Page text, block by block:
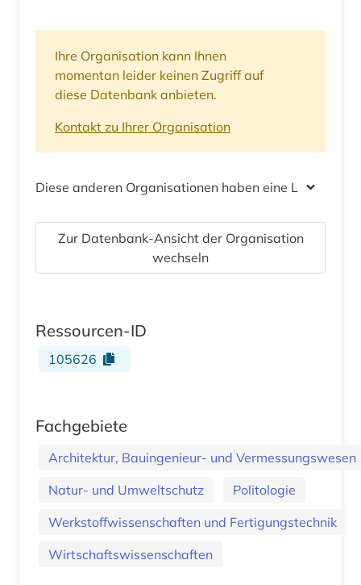
Ihre Organisation kann Ihnen
momentan leider keinen Zugriff auf
diese Datenbank anbieten.
Kontakt zu Ihrer Organisation
Diese anderen Organisationen haben eine Lizenz
Zur Datenbank-Ansicht der Organisation
wechseln
Ressourcen-ID
105626
Fachgebiete
Architektur, Bauingenieur- und Vermessungswesen
Natur- und Umweltschutz
Politologie
Werkstoffwissenschaften und Fertigungstechnik
Wirtschaftswissenschaften